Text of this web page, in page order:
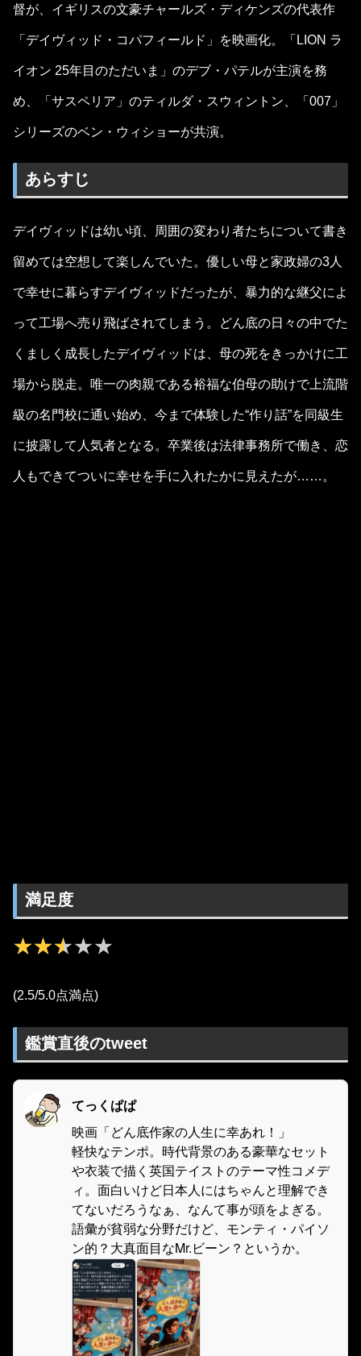
督が、イギリスの文豪チャールズ・ディケンズの代表作
「デイヴィッド・コパフィールド」を映画化。「LION ラ
イオン 25年目のただいま」のデブ・パテルが主演を務
め、「サスペリア」のティルダ・スウィントン、「007」
シリーズのベン・ウィショーが共演。
あらすじ
デイヴィッドは幼い頃、周囲の変わり者たちについて書き
留めては空想して楽しんでいた。優しい母と家政婦の3人
で幸せに暮らすデイヴィッドだったが、暴力的な継父によ
って工場へ売り飛ばされてしまう。どん底の日々の中でた
くましく成長したデイヴィッドは、母の死をきっかけに工
場から脱走。唯一の肉親である裕福な伯母の助けで上流階
級の名門校に通い始め、今まで体験した“作り話”を同級生
に披露して人気者となる。卒業後は法律事務所で働き、恋
人もできてついに幸せを手に入れたかに見えたが……。
満足度
★★★★★
★★★★★
(2.5/5.0点満点)
鑑賞直後のtweet
てっくぱぱ
映画「どん底作家の人生に幸あれ！」
軽快なテンポ。時代背景のある豪華なセット
や衣装で描く英国テイストのテーマ性コメデ
ィ。面白いけど日本人にはちゃんと理解でき
てないだろうなぁ、なんて事が頭をよぎる。
語彙が貧弱な分野だけど、モンティ・パイソ
ン的？大真面目なMr.ビーン？というか。